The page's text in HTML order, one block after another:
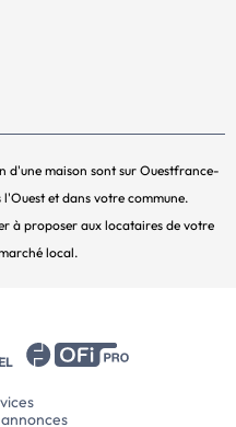
d'une maison sont sur Ouestfrance-
et dans votre commune.
à proposer aux locataires de votre
local.